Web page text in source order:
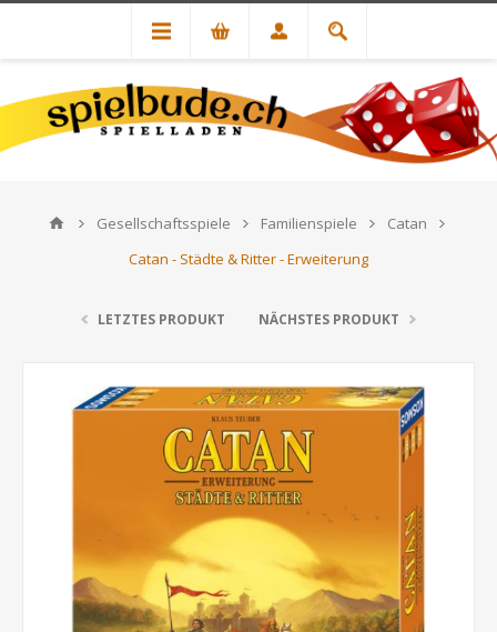
Gesellschaftsspiele Familienspiele
Catan
Catan - Städte & Ritter - Erweiterung
LETZTES PRODUKT NÄCHSTES PRODUKT